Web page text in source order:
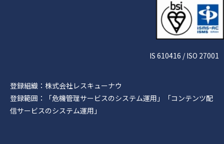
IS 610416 / ISO 27001
登録組織：株式会社レスキューナウ
登録範囲：「危機管理サービスのシステム運用」「コンテンツ配
信サービスのシステム運用」